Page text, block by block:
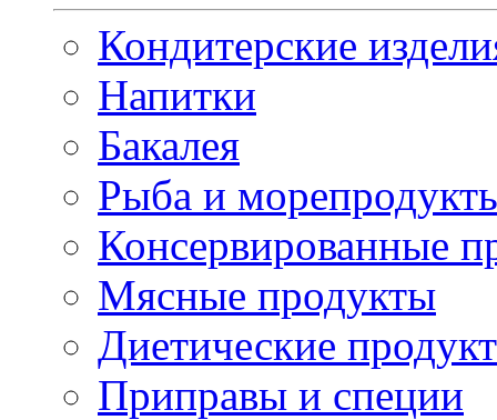
Кондитерские
Напитки
Бакалея
Рыба и
Консервированные
Мясные продукты
Диетические
Приправы и специи